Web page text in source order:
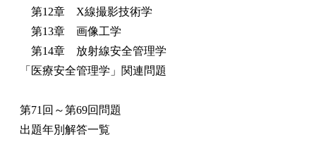
第12章 X線撮影技術学
第13章 画像工学
第14章 放射線安全管理学
「医療安全管理学」関連問題
第71回～第69回問題
出題年別解答一覧